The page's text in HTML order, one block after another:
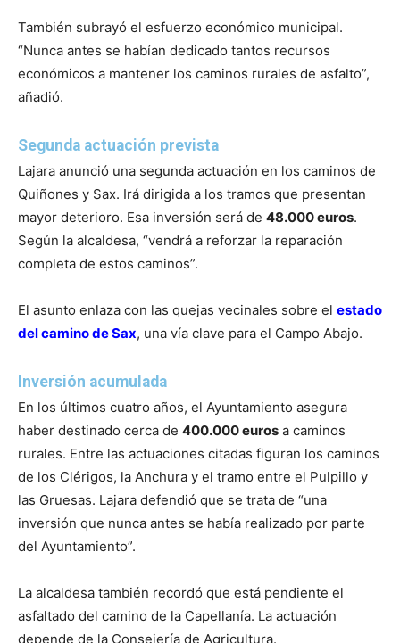
También subrayó el esfuerzo económico municipal.
“Nunca antes se habían dedicado tantos recursos
económicos a mantener los caminos rurales de asfalto”,
añadió.
Segunda actuación prevista
Lajara anunció una segunda actuación en los caminos de
Quiñones y Sax. Irá dirigida a los tramos que presentan
mayor deterioro. Esa inversión será de 48.000 euros.
Según la alcaldesa, “vendrá a reforzar la reparación
completa de estos caminos”.
El asunto enlaza con las quejas vecinales sobre el estado
del camino de Sax, una vía clave para el Campo Abajo.
Inversión acumulada
En los últimos cuatro años, el Ayuntamiento asegura
haber destinado cerca de 400.000 euros a caminos
rurales. Entre las actuaciones citadas figuran los caminos
de los Clérigos, la Anchura y el tramo entre el Pulpillo y
las Gruesas. Lajara defendió que se trata de “una
inversión que nunca antes se había realizado por parte
del Ayuntamiento”.
La alcaldesa también recordó que está pendiente el
asfaltado del camino de la Capellanía. La actuación
depende de la Consejería de Agricultura.